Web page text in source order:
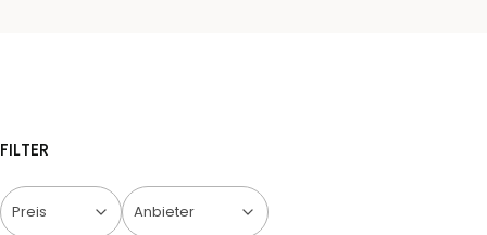
FILTER
Preis Anbieter